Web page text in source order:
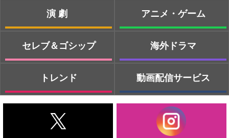
演劇
セレブ＆ゴシップ
トレンド
アニメ・ゲーム
海外ドラマ
動画配信サービス